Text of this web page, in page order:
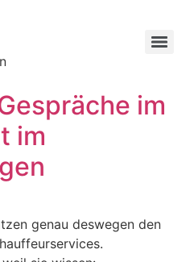
im
im
genau deswegen den